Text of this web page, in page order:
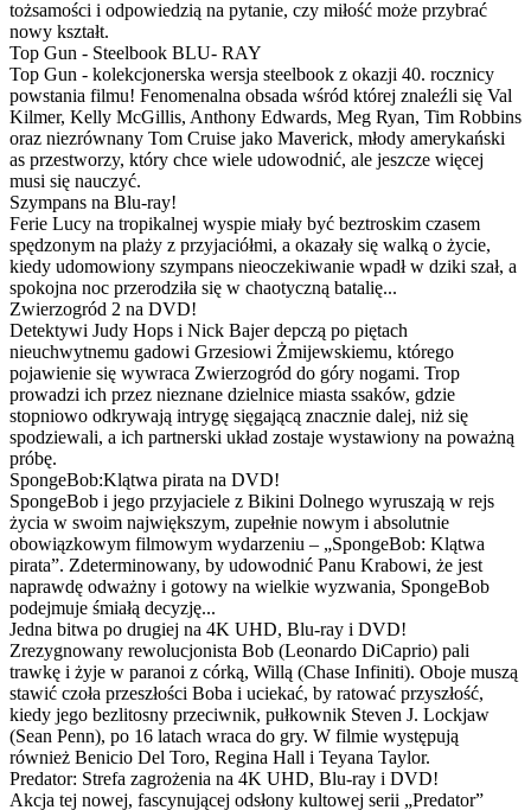
tożsamości i odpowiedzią na pytanie, czy miłość może przybrać
nowy kształt.
Top Gun - Steelbook BLU- RAY
Top Gun - kolekcjonerska wersja steelbook z okazji 40. rocznicy
powstania filmu! Fenomenalna obsada wśród której znaleźli się Val
Kilmer, Kelly McGillis, Anthony Edwards, Meg Ryan, Tim Robbins
oraz niezrównany Tom Cruise jako Maverick, młody amerykański
as przestworzy, który chce wiele udowodnić, ale jeszcze więcej
musi się nauczyć.
Szympans na Blu-ray!
Ferie Lucy na tropikalnej wyspie miały być beztroskim czasem
spędzonym na plaży z przyjaciółmi, a okazały się walką o życie,
kiedy udomowiony szympans nieoczekiwanie wpadł w dziki szał, a
spokojna noc przerodziła się w chaotyczną batalię...
Zwierzogród 2 na DVD!
Detektywi Judy Hops i Nick Bajer depczą po piętach
nieuchwytnemu gadowi Grzesiowi Żmijewskiemu, którego
pojawienie się wywraca Zwierzogród do góry nogami. Trop
prowadzi ich przez nieznane dzielnice miasta ssaków, gdzie
stopniowo odkrywają intrygę sięgającą znacznie dalej, niż się
spodziewali, a ich partnerski układ zostaje wystawiony na poważną
próbę.
SpongeBob:Klątwa pirata na DVD!
SpongeBob i jego przyjaciele z Bikini Dolnego wyruszają w rejs
życia w swoim największym, zupełnie nowym i absolutnie
obowiązkowym filmowym wydarzeniu – „SpongeBob: Klątwa
pirata”. Zdeterminowany, by udowodnić Panu Krabowi, że jest
naprawdę odważny i gotowy na wielkie wyzwania, SpongeBob
podejmuje śmiałą decyzję...
Jedna bitwa po drugiej na 4K UHD, Blu-ray i DVD!
Zrezygnowany rewolucjonista Bob (Leonardo DiCaprio) pali
trawkę i żyje w paranoi z córką, Willą (Chase Infiniti). Oboje muszą
stawić czoła przeszłości Boba i uciekać, by ratować przyszłość,
kiedy jego bezlitosny przeciwnik, pułkownik Steven J. Lockjaw
(Sean Penn), po 16 latach wraca do gry. W filmie występują
również Benicio Del Toro, Regina Hall i Teyana Taylor.
Predator: Strefa zagrożenia na 4K UHD, Blu-ray i DVD!
Akcja tej nowej, fascynującej odsłony kultowej serii „Predator”